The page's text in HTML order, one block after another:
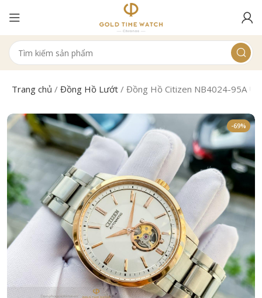
Trang chủ /Đồng Hồ Lướt /Đồng Hồ Citizen NB4024-95A
-69%